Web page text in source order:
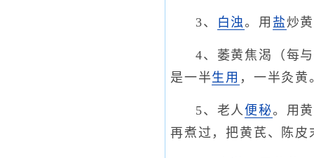
3、 白浊。用 盐炒
4、萎黄焦渴（每与
是一半生用 ，一半灸
5、老人便秘。用
再煮过，把黄芪、陈